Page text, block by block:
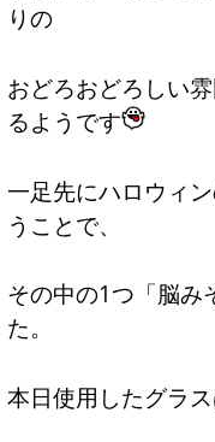
りの
おどろおどろしい
るようです
一足先にハロウィ
うことで、
その中の1つ「脳み
た。
本日使用したグラス